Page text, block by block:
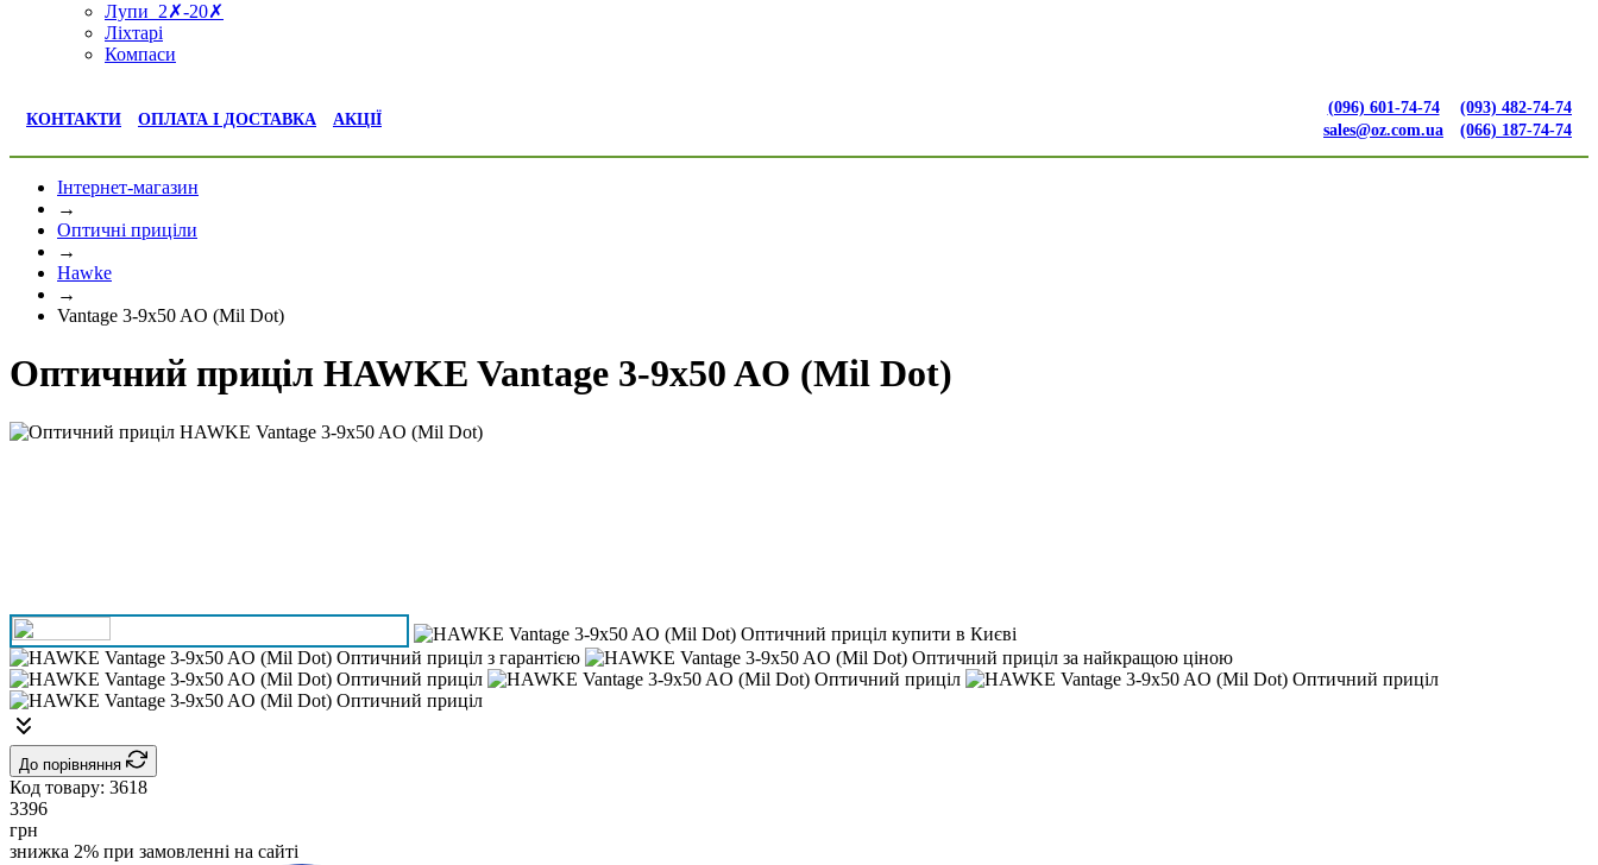
Лупи 2✗-20✗
Ліхтарі
Компаси
КОНТАКТИ ОПЛАТА І ДОСТАВКА АКЦІЇ
(096) 601-74-74
sales@oz.com.ua
(093) 482-74-74
(066) 187-74-74
Інтернет-магазин
→
Оптичні приціли
→
Hawke
→
Vantage 3-9x50 AO (Mil Dot)
Оптичний приціл HAWKE Vantage 3-9x50 AO (Mil Dot)
До порівняння
Код товару: 3618
3396
грн
знижка 2% при замовленні на сайті